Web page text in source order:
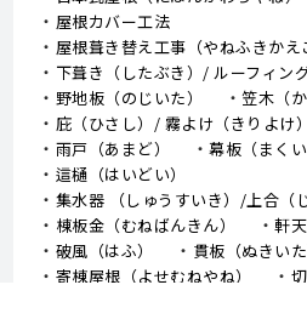
屋根カバー工法
屋根葺き替え工事（やねふきかえ
下葺き（したぶき）/ ルーフィン
野地板（のじいた）
笠木（か
庇（ひさし）/ 霧よけ（きりよけ）
雨戸（あまど）
幕板（まくい
這樋（はいどい）
集水器 （しゅうすいき）/上合（
棟板金（むねばんきん）
軒
破風（はふ）
貫板（ぬきいた
寄棟屋根（よせむねやね）